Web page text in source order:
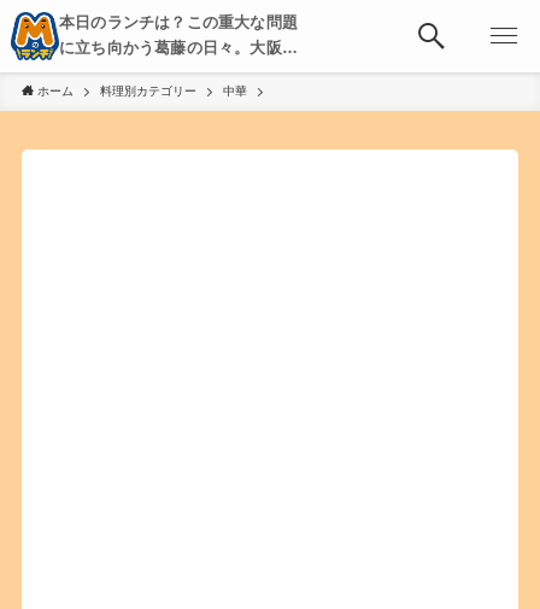
本日のランチは？この重大な問題
に立ち向かう葛藤の日々。大阪・
京都・神戸を中心とした食べ歩
き、飲み歩きを綴る。
ホーム 料理別カテゴリー 中華